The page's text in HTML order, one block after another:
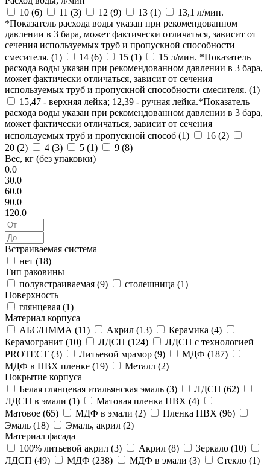
10 (6) 11 (3) 12 (9) 13 (1)
13,1 л/мин.
*Показатель расхода воды указан при рекомендованном
давлении в 3 бара, может фактически отличаться, зависит от
сечения используемых труб и пропускной способности
смесителя. (1) 14 (6) 15 (1)
15 л/мин. *Показатель
расхода воды указан при рекомендованном давлении в 3 бара,
может фактически отличаться, зависит от сечения
используемых труб и пропускной способности смесителя. (1)
15,47 - верхняя лейка; 12,39 - ручная лейка.*Показатель
расхода воды указан при рекомендованном давлении в 3 бара,
может фактически отличаться, зависит от сечения
используемых труб и пропускной способ (1) 16 (2)
20 (2) 4 (3) 5 (1) 9 (8)
Вес, кг (без упаковки)
0.0
30.0
60.0
90.0
120.0
Встраиваемая система
нет (18)
Тип раковины
полувстраиваемая (9) столешница (1)
Поверхность
глянцевая (1)
Материал корпуса
АБС/ПММА (11) Акрил (13) Керамика (4)
Керамогранит (10) ЛДСП (124)
ЛДСП с технологией
PROTECT (3) Литьевой мрамор (9) МДФ (187)
МДФ в ПВХ пленке (19) Металл (2)
Покрытие корпуса
Белая глянцевая итальянская эмаль (3) ЛДСП (62)
ЛДСП в эмали (1) Матовая пленка ПВХ (4)
Матовое (65) МДФ в эмали (2) Пленка ПВХ (96)
Эмаль (18) Эмаль, акрил (2)
Материал фасада
100% литьевой акрил (3) Акрил (8) Зеркало (10)
ЛДСП (49) МДФ (238) МДФ в эмали (3) Стекло (1)